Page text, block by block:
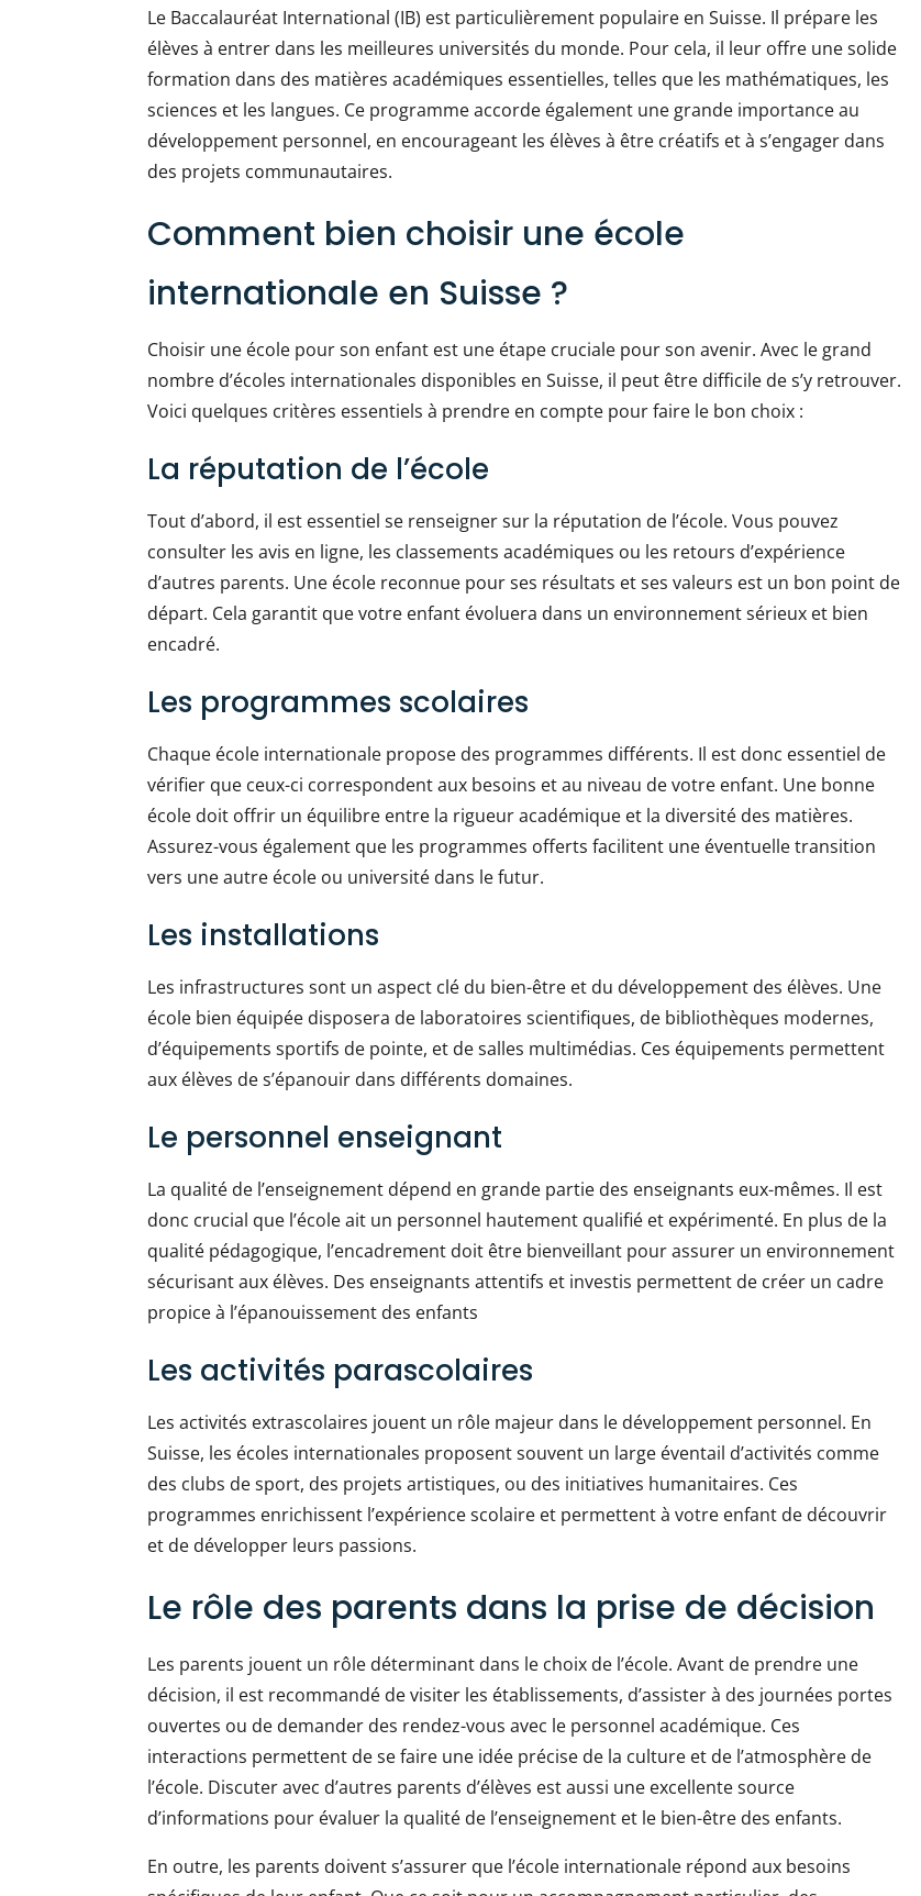
Le Baccalauréat International (IB) est particulièrement populaire en Suisse. Il prépare les
élèves à entrer dans les meilleures universités du monde. Pour cela, il leur offre une solide
formation dans des matières académiques essentielles, telles que les mathématiques, les
sciences et les langues. Ce programme accorde également une grande importance au
développement personnel, en encourageant les élèves à être créatifs et à s’engager dans
des projets communautaires.
Comment bien choisir une école
internationale en Suisse ?
Choisir une école pour son enfant est une étape cruciale pour son avenir. Avec le grand
nombre d’écoles internationales disponibles en Suisse, il peut être difficile de s’y retrouver.
Voici quelques critères essentiels à prendre en compte pour faire le bon choix :
La réputation de l’école
Tout d’abord, il est essentiel se renseigner sur la réputation de l’école. Vous pouvez
consulter les avis en ligne, les classements académiques ou les retours d’expérience
d’autres parents. Une école reconnue pour ses résultats et ses valeurs est un bon point de
départ. Cela garantit que votre enfant évoluera dans un environnement sérieux et bien
encadré.
Les programmes scolaires
Chaque école internationale propose des programmes différents. Il est donc essentiel de
vérifier que ceux-ci correspondent aux besoins et au niveau de votre enfant. Une bonne
école doit offrir un équilibre entre la rigueur académique et la diversité des matières.
Assurez-vous également que les programmes offerts facilitent une éventuelle transition
vers une autre école ou université dans le futur.
Les installations
Les infrastructures sont un aspect clé du bien-être et du développement des élèves. Une
école bien équipée disposera de laboratoires scientifiques, de bibliothèques modernes,
d’équipements sportifs de pointe, et de salles multimédias. Ces équipements permettent
aux élèves de s’épanouir dans différents domaines.
Le personnel enseignant
La qualité de l’enseignement dépend en grande partie des enseignants eux-mêmes. Il est
donc crucial que l’école ait un personnel hautement qualifié et expérimenté. En plus de la
qualité pédagogique, l’encadrement doit être bienveillant pour assurer un environnement
sécurisant aux élèves. Des enseignants attentifs et investis permettent de créer un cadre
propice à l’épanouissement des enfants
Les activités parascolaires
Les activités extrascolaires jouent un rôle majeur dans le développement personnel. En
Suisse, les écoles internationales proposent souvent un large éventail d’activités comme
des clubs de sport, des projets artistiques, ou des initiatives humanitaires. Ces
programmes enrichissent l’expérience scolaire et permettent à votre enfant de découvrir
et de développer leurs passions.
Le rôle des parents dans la prise de décision
Les parents jouent un rôle déterminant dans le choix de l’école. Avant de prendre une
décision, il est recommandé de visiter les établissements, d’assister à des journées portes
ouvertes ou de demander des rendez-vous avec le personnel académique. Ces
interactions permettent de se faire une idée précise de la culture et de l’atmosphère de
l’école. Discuter avec d’autres parents d’élèves est aussi une excellente source
d’informations pour évaluer la qualité de l’enseignement et le bien-être des enfants.
En outre, les parents doivent s’assurer que l’école internationale répond aux besoins